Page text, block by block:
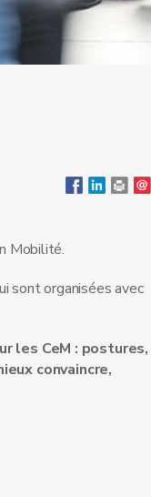
Mobilité.
sont organisées avec
les CeM : postures,
convaincre,